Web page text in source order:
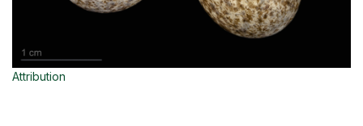
Attribution